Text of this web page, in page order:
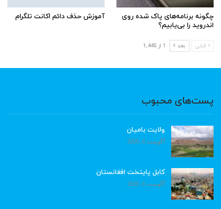
چگونه برنامه‌های پاک شده روی
اندروید را بی‌یابیم؟
آموزش حذف دائم اکانت تلگرام
قبلی بعد 1 از 1,445
پست‌های محبوب
ولایت بامیان
آگوست 6, 2026
کابل پایتخت افغانستان
آگوست 6, 2026